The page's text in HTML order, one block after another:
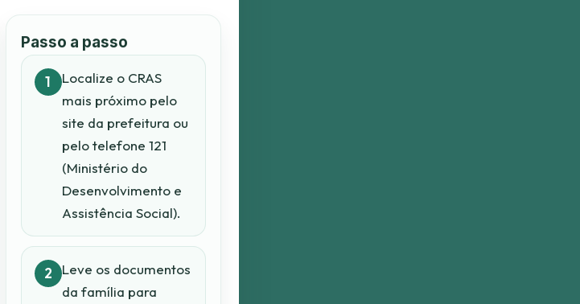
Passo a passo
Localize o CRAS
mais próximo pelo
site da prefeitura ou
pelo telefone 121
(Ministério do
Desenvolvimento e
Assistência Social).
Leve os documentos
da família para